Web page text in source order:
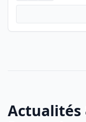
Actualités